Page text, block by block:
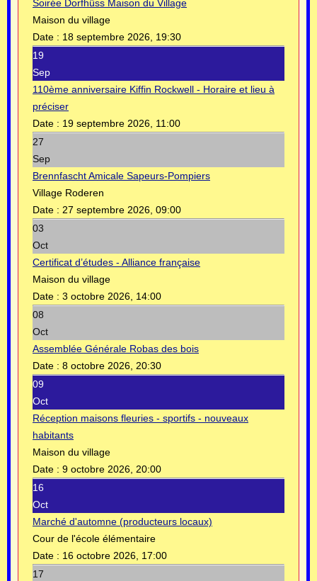
Soirée Dorfhüss Maison du Village
Maison du village
Date : 18 septembre 2026, 19:30
19
Sep
110ème anniversaire Kiffin Rockwell - Horaire et lieu à
préciser
Date : 19 septembre 2026, 11:00
27
Sep
Brennfascht Amicale Sapeurs-Pompiers
Village Roderen
Date : 27 septembre 2026, 09:00
03
Oct
Certificat d’études - Alliance française
Maison du village
Date : 3 octobre 2026, 14:00
08
Oct
Assemblée Générale Robas des bois
Date : 8 octobre 2026, 20:30
09
Oct
Réception maisons fleuries - sportifs - nouveaux
habitants
Maison du village
Date : 9 octobre 2026, 20:00
16
Oct
Marché d'automne (producteurs locaux)
Cour de l'école élémentaire
Date : 16 octobre 2026, 17:00
17